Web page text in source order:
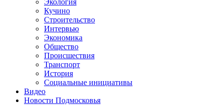
Экология
Кучино
Строительство
Интервью
Экономика
Общество
Происшествия
Транспорт
История
Социальные инициативы
Видео
Новости Подмосковья